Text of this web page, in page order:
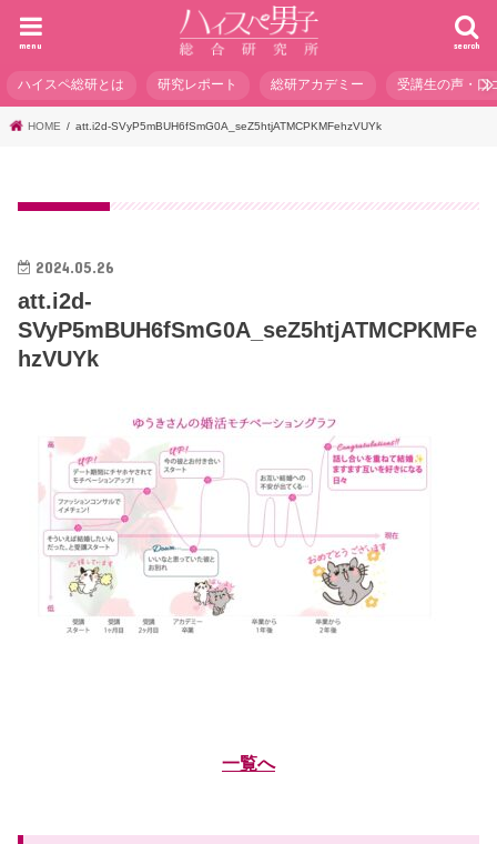
search
menu
ハイスペ総研とは 研究レポート 総研アカデミー 受講生の声・口
HOME att.i2d-SVyP5mBUH6fSmG0A_seZ5htjATMCPKMFehzVUYk
2024.05.26
att.i2d-
SVyP5mBUH6fSmG0A_seZ5htjATMCPKMFe
hzVUYk
一覧へ